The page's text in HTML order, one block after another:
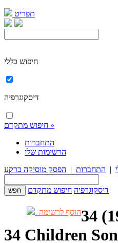
תפריט
חיפוש כללי
חיפוש מתקדם »
התחברות
הרשימות שלי
| התחברות | הפסק מוסיקה ברקע
דיסקוגרפיה חיפוש מתקדם
הוסף לרשימה
34 Children